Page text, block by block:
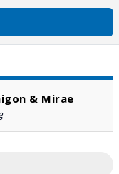
& Mirae